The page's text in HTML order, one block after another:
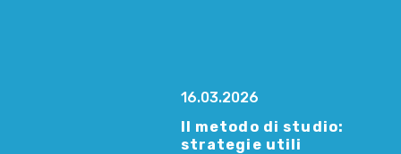
16.03.2026
Il metodo di studio:
strategie utili